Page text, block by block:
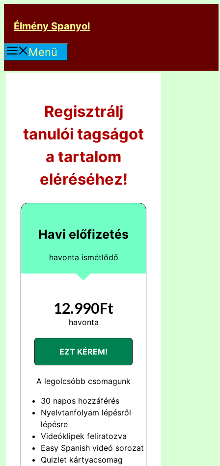
tartalomba
Élmény Spanyol
Menü
Regisztrálj
tanulói tagságot
a tartalom
eléréséhez!
Havi előfizetés
havonta ismétlődő
12.990Ft
havonta
EZT KÉREM!
A legolcsóbb csomagunk
30 napos hozzáférés
Nyelvtanfolyam lépésről
lépésre
Videóklipek feliratozva
Easy Spanish videó sorozat
Quizlet kártyacsomag